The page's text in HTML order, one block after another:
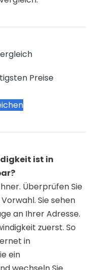
Preise
ist in
Überprüfen Sie
Sie sehen
an Ihrer Adresse.
zuerst. So
in
ein